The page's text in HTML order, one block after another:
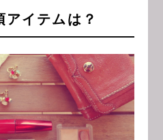
アイテムは？